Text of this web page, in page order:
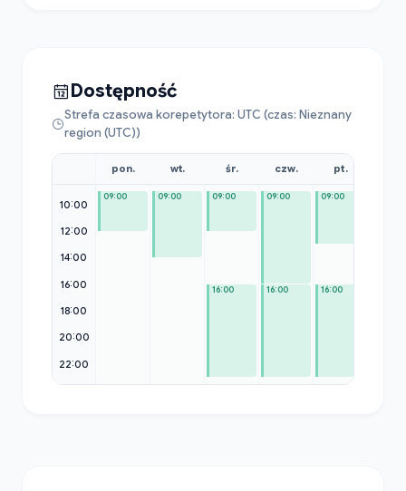
Dostępność
Strefa czasowa korepetytora: UTC (czas: Nieznany
region (UTC))
10:00
12:00
14:00
16:00
18:00
20:00
22:00
pon.
09:00
wt.
09:00
śr.
09:00
16:00
czw.
09:00
16:00
pt.
09:00
16:00